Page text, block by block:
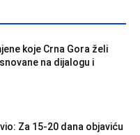
koje Crna Gora želi
na dijalogu i
Za 15-20 dana objaviću